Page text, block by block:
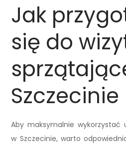
Jak
się do
Szczecinie
Aby maksymalnie wykorzystać
w Szczecinie, warto